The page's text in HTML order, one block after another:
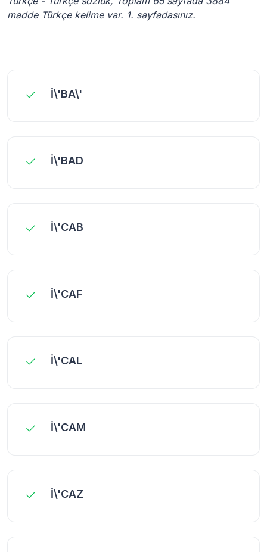
madde Türkçe kelime var. 1. sayfadasınız.
İ\'BA\'
İ\'BAD
İ\'CAB
İ\'CAF
İ\'CAL
İ\'CAM
İ\'CAZ